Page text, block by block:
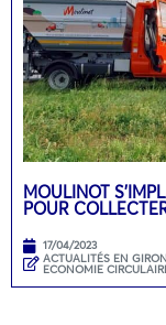
MOULINOT
POUR
17/04/2023
ACTUALITÉS EN
ECONOMIE